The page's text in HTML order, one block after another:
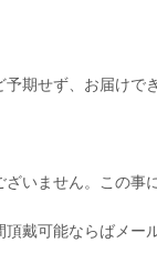
期せず、お届けで
いません。この事
戴可能ならばメー